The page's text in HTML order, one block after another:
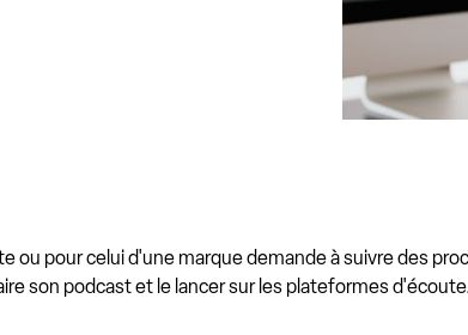
pour celui d'une marque demande à suivre des
son podcast et le lancer sur les plateformes